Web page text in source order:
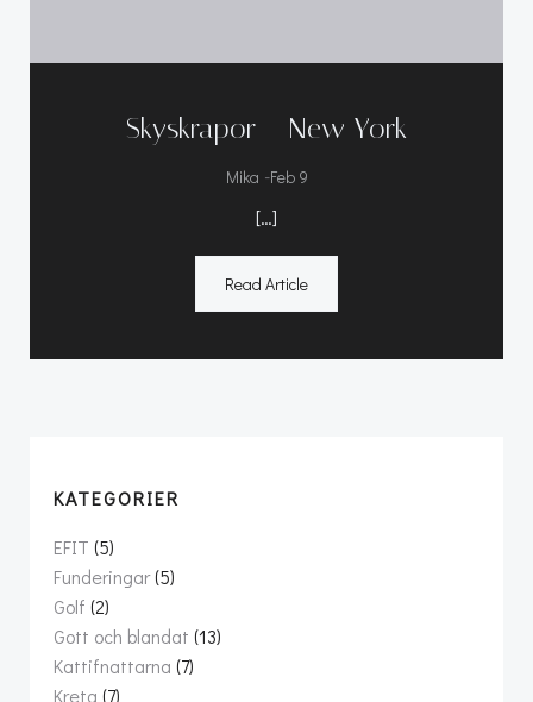
Skyskrapor – New York
Mika -Feb 9
[…]
Read Article
KATEGORIER
EFIT (5)
Funderingar(5)
Golf (2)
Gott och blandat (13)
Kattifnattarna (7)
Kreta (7)